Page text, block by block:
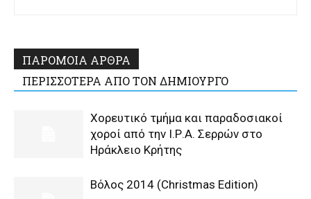
ΠΑΡΟΜΟΙΑ ΑΡΘΡΑ
ΠΕΡΙΣΣΟΤΕΡΑ ΑΠΟ ΤΟΝ ΔΗΜΙΟΥΡΓΟ
Χορευτικό τμήμα και παραδοσιακοί
χοροί από την Ι.Ρ.Α. Σερρών στο
Ηράκλειο Κρήτης
Βόλος 2014 (Christmas Edition)